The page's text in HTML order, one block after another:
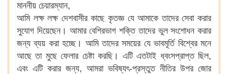
মাননীয় চেয়ারম্যান,
আমি লক্ষ লক্ষ দেশবাসীর কাছে কৃতজ্ঞ যে আমাকে তাদের সেবা করার
সুযোগ দিয়েছেন। আমার বেশিরভাগ শক্তি তাদের ভুল সংশোধন করার
জন্য ব্যয় করা হচ্ছে। আমি তাদের সময়ের যে ভাবমূর্তি বিশ্বের মনে
আছে তা মুছে ফেলার চেষ্টা করছি। এটি এতটাই ধ্বংসপ্রাপ্ত ছিল,
এবং এটি করার জন্য, আমরা ভবিষ্যৎ-প্রস্তুত নীতির উপর জোর